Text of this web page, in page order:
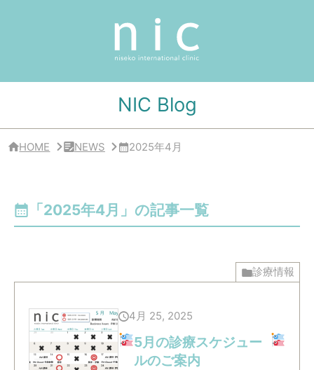
ク
ク
NIC Blog
HOME NEWS 2025年4月
「2025年4月」の記事一覧
診療情報
4月 25, 2025
5月の診療スケジュー
ルのご案内